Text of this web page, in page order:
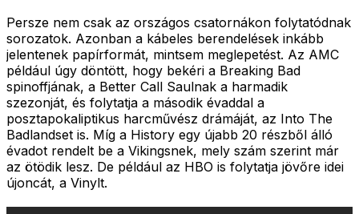
Persze nem csak az országos csatornákon folytatódnak
sorozatok. Azonban a kábeles berendelések inkább
jelentenek papírformát, mintsem meglepetést. Az AMC
például úgy döntött, hogy bekéri a Breaking Bad
spinoffjának, a Better Call Saulnak a harmadik
szezonját, és folytatja a második évaddal a
posztapokaliptikus harcművész drámáját, az Into The
Badlandset is. Míg a History egy újabb 20 részből álló
évadot rendelt be a Vikingsnek, mely szám szerint már
az ötödik lesz. De például az HBO is folytatja jövőre idei
újoncát, a Vinylt.